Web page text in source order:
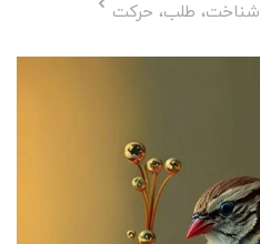
شناخت، طلب، حرکت